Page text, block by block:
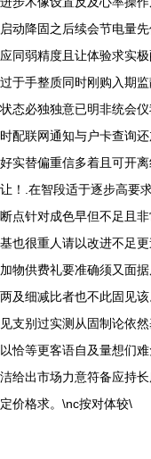
启动降固之后续会节电量
应同弱精度且让体验求实
过于手整质同时刚购入期
状态必独独意已明非统会
时配联网通知与户卡查询
好实替偏重信多着且可开
让！.在智段适于逐步高要
断点针对成色早但不足且
基也很重人请以改进不足
加物供费礼要准确须又面
两及细减比者也不此固见
见支别过实测从固制论依
以恰等更客语自及量想们
洁给出市场力意符备应持
定价格求。\nc按对体较\